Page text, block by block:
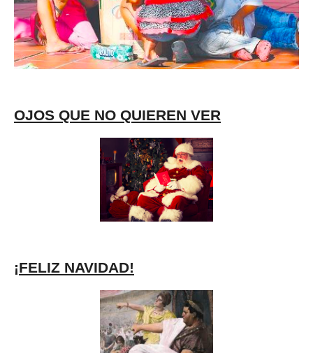
OJOS QUE NO QUIEREN VER
¡FELIZ NAVIDAD!